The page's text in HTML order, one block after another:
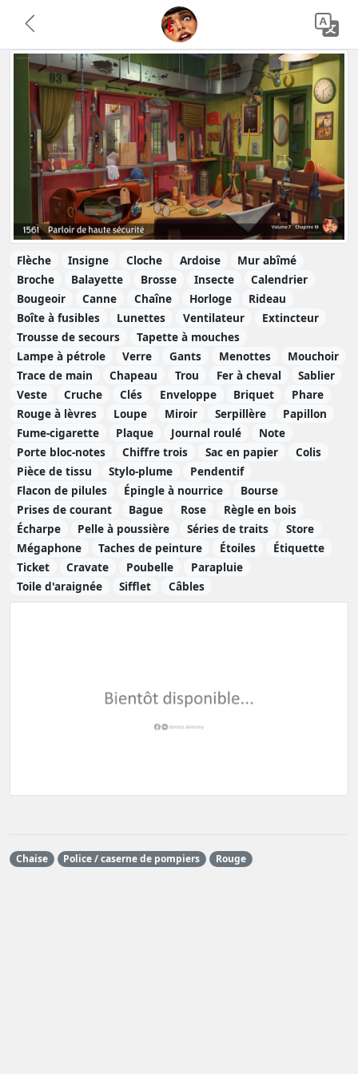
Flèche Insigne Cloche Ardoise
Mur abîmé
Broche
Balayette Brosse Insecte
Calendrier
Bougeoir
Canne Chaîne Horloge
Rideau
Boîte à fusibles
Lunettes Ventilateur
Extincteur
Trousse de secours
Tapette à mouches
Lampe à pétrole
Verre Gants Menottes
Mouchoir
Trace de main
Chapeau Trou Fer à cheval
Sablier
Veste
Cruche Clés Enveloppe Briquet
Phare
Rouge à lèvres
Loupe Miroir Serpillère
Papillon
Fume-cigarette
Plaque Journal roulé
Note
Porte bloc-notes
Chiffre trois Sac en papier
Colis
Pièce de tissu
Stylo-plume
Pendentif
Flacon de pilules
Épingle à nourrice
Bourse
Prises de courant
Bague Rose
Règle en bois
Écharpe
Pelle à poussière Séries de traits
Store
Mégaphone
Taches de peinture Étoiles
Étiquette
Ticket
Cravate Poubelle
Parapluie
Toile d'araignée
Sifflet Câbles
Chaise Police / caserne de pompiers Rouge